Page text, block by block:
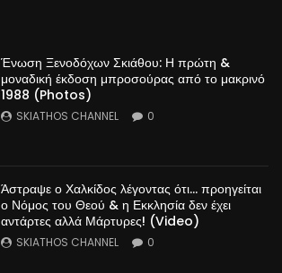
Ένωση Ξενοδόχων Σκιάθου: Η πρώτη &
μοναδική έκδοση μπροσούρας από το μακρινό
1988 (Photos)
SKIATHOS CHANNEL 0
Άστραψε ο Χαλκίδος λέγοντας ότι… προηγείται
ο Νόμος του Θεού & η Εκκλησία δεν έχει
αντάρτες αλλά Μάρτυρες! (Video)
SKIATHOS CHANNEL 0